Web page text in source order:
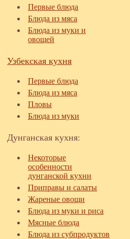
Первые блюда
Блюда из мяса
Блюда из муки и
овощей
Узбекская кухня
Первые блюда
Блюда из мяса
Пловы
Блюда из муки
Дунганская кухня:
Некоторые
особенности
дунганской кухни
Приправы и салаты
Жареные овощи
Блюда из муки и риса
Мясные блюда
Блюда из субпродуктов